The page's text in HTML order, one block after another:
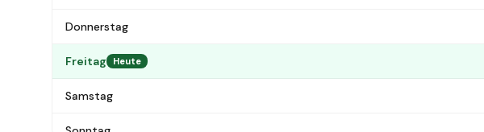
Donnerstag
Freitag Heute
Samstag